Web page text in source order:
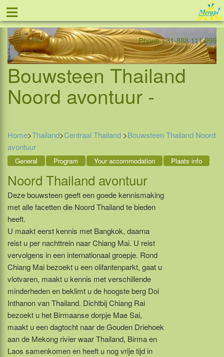
Offer
≡
Phone +31-888 111 999
Bouwsteen Thailand
Noord avontuur -
Home>Thailand>Centraal Thailand >Bouwsteen Thailand Noord
avontuur
General Program Your accommodation Plaats info
Noord Thailand avontuur
Deze bouwsteen geeft een goede kennismaking
met alle facetten die Noord Thailand te bieden
heeft.
U maakt eerst kennis met Bangkok, daarna
reist u per nachttrein naar Chiang Mai. U reist
vervolgens in een internationaal groepje. Rond
Chiang Mai bezoekt u een olifantenparkt, gaat u
vlotvaren, maakt u kennis met verschillende
minderheden en beklimt u de hoogste berg Doi
Inthanon van Thailand. Dichtbij Chiang Rai
bezoekt u het Birmaanse dorpje Mae Sai,
maakt u een dagtocht naar de Gouden Driehoek
aan de Mekong rivier waar Thailand, Birma en
Laos samenkomen en heeft u nog vrije tijd in